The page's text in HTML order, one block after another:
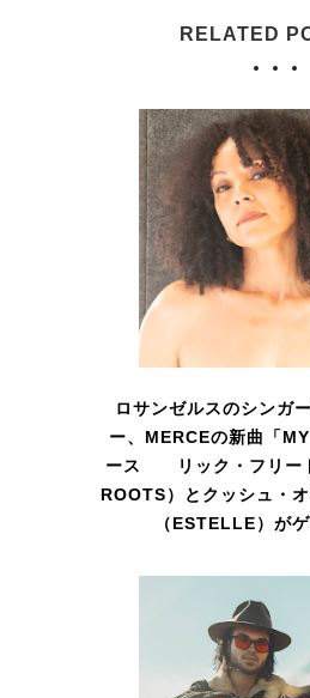
RELATED
ロサンゼルスのシンガ
ー、MERCEの新曲「
ース リック・フリー
ROOTS）とクッシュ・
（ESTELLE）が